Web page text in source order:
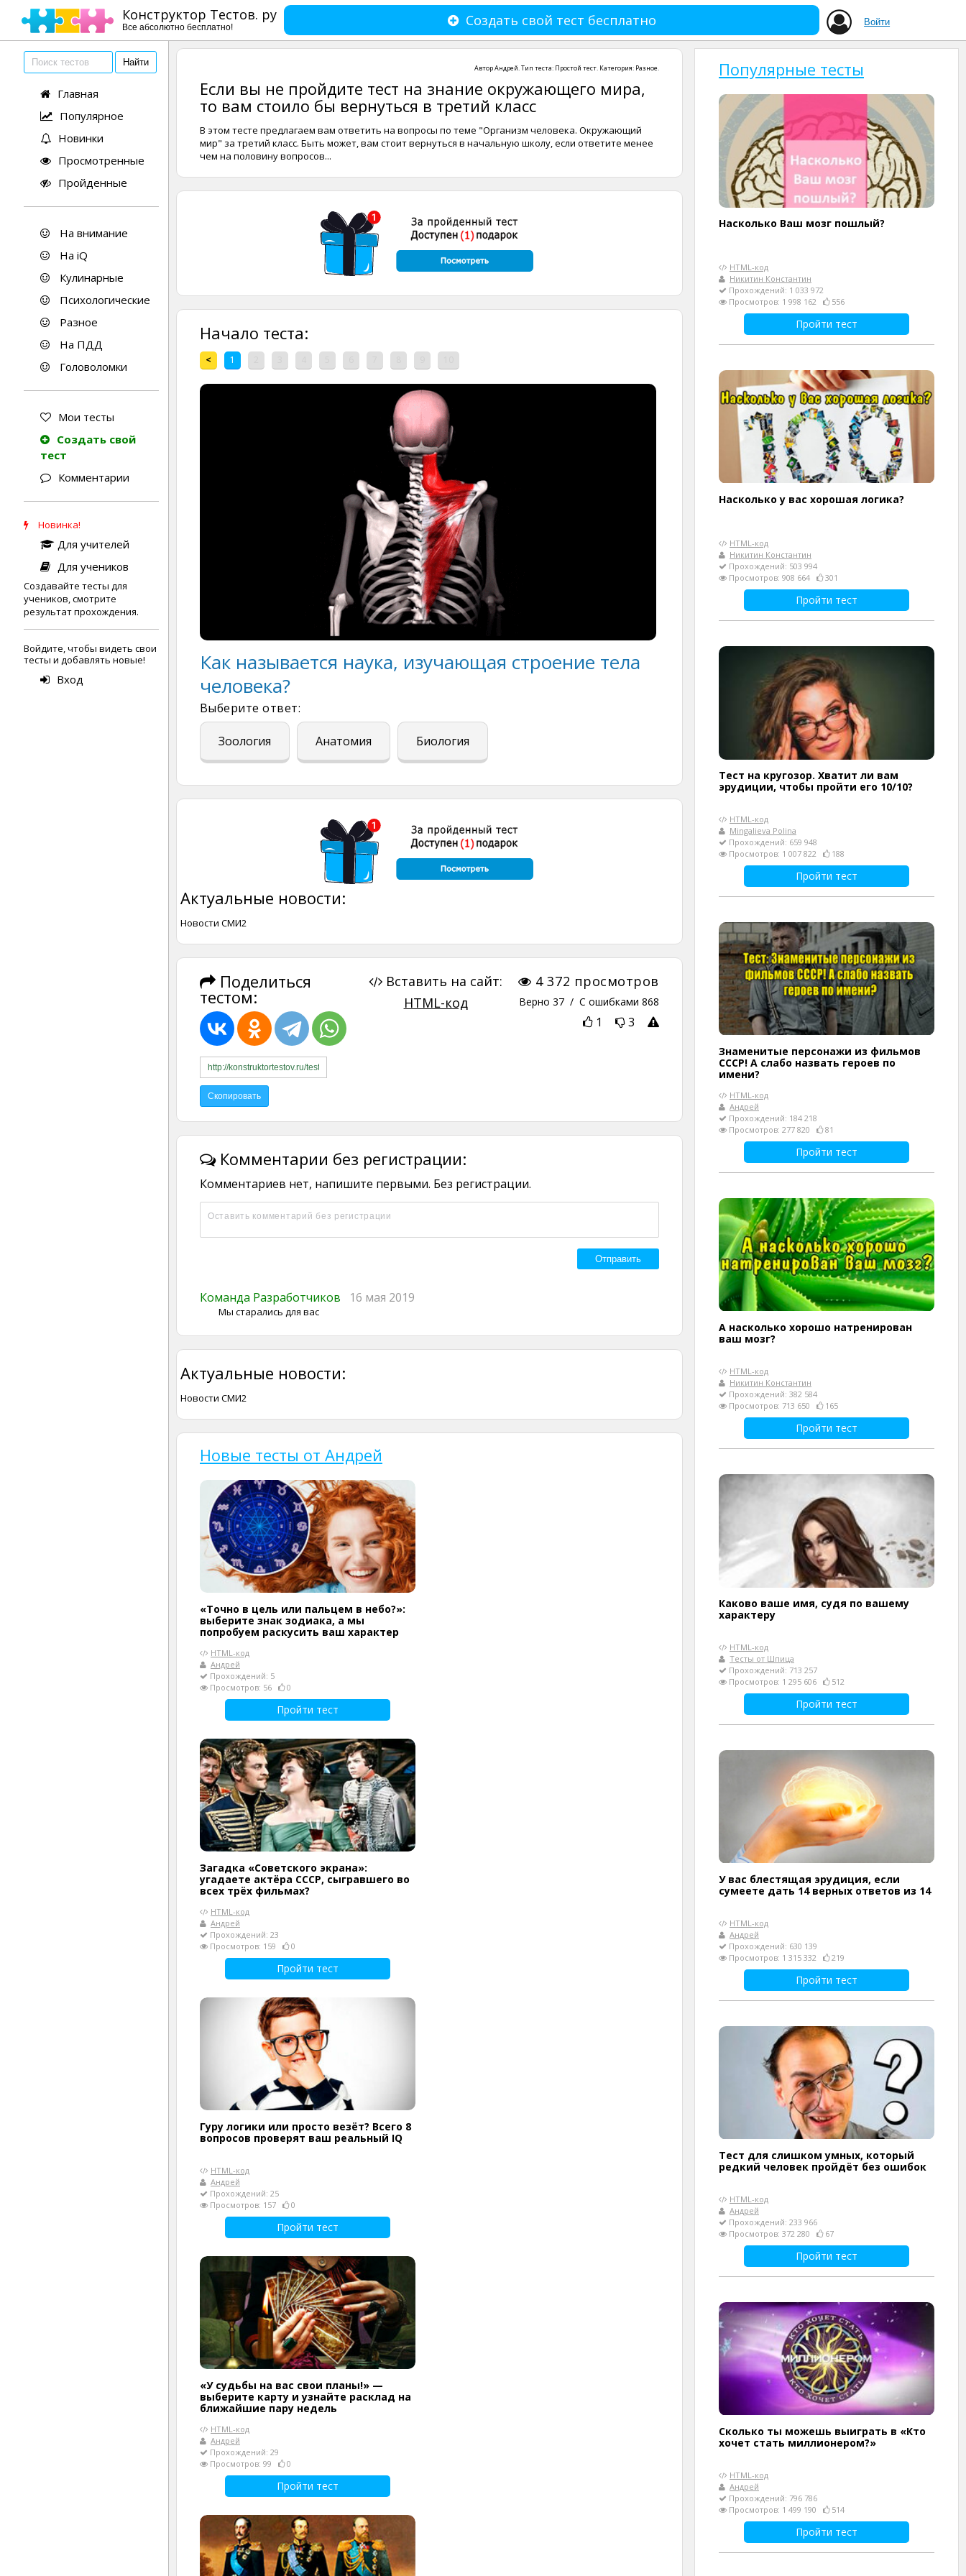
Конструктор Тестов. ру
Все абсолютно бесплатно! Войти
Создать свой тест бесплатно
Главная
Популярное
Новинки
Просмотренные
Пройденные
На внимание
На iQ
Кулинарные
Психологические
Разное
На ПДД
Головоломки
Мои тесты
Создать свой
тест
Комментарии
Новинка!
Для учителей
Для учеников
Создавайте тесты для
учеников, смотрите
результат прохождения.
Войдите, чтобы видеть свои
тесты и добавлять новые!
Вход
АвторАндрей. Тип теста: Простой тест. Категория: Разное.
Если вы не пройдите тест на знание окружающего мира,
то вам стоило бы вернуться в третий класс
В этом тесте предлагаем вам ответить на вопросы по теме "Организм человека. Окружающий
мир" за третий класс. Быть может, вам стоит вернуться в начальную школу, если ответите менее
чем на половину вопросов...
Начало теста:
< 1
Как называется наука, изучающая строение тела
человека?
Выберите ответ:
Зоология Анатомия Биология
Актуальные новости:
Новости СМИ2
Поделиться
тестом:
4 372 просмотров
Верно 37 / С ошибками 868
1 3
Вставить на сайт:
HTML-код
Комментарии без регистрации:
Комментариев нет, напишите первыми. Без регистрации.
Команда Разработчиков 16 мая 2019
Мы старались для вас
Актуальные новости:
Новости СМИ2
Новые тесты от Андрей
«Точно в цель или пальцем в небо?»:
выберите знак зодиака, а мы
попробуем раскусить ваш характер
HTML-код
Андрей
Прохождений: 5
Просмотров: 56
0
Пройти тест
Загадка «Советского экрана»:
угадаете актёра СССР, сыгравшего во
всех трёх фильмах?
HTML-код
Андрей
Прохождений: 23
Просмотров: 159
0
Пройти тест
Гуру логики или просто везёт? Всего 8
вопросов проверят ваш реальный IQ
HTML-код
Андрей
Прохождений: 25
Просмотров: 157
0
Пройти тест
«У судьбы на вас свои планы!» —
выберите карту и узнайте расклад на
ближайшие пару недель
HTML-код
Андрей
Прохождений: 29
Просмотров: 99
0
Пройти тест
Популярные тесты
Насколько Ваш мозг пошлый?
HTML-код
Никитин Константин
Прохождений: 1 033 972
Просмотров: 1 998 162
556
Пройти тест
Насколько у вас хорошая логика?
HTML-код
Никитин Константин
Прохождений: 503 994
Просмотров: 908 664
301
Пройти тест
Тест на кругозор. Хватит ли вам
эрудиции, чтобы пройти его 10/10?
HTML-код
Mingalieva Polina
Прохождений: 659 948
Просмотров: 1 007 822
188
Пройти тест
Знаменитые персонажи из фильмов
СССР! А слабо назвать героев по
имени?
HTML-код
Андрей
Прохождений: 184 218
Просмотров: 277 820
81
Пройти тест
А насколько хорошо натренирован
ваш мозг?
HTML-код
Никитин Константин
Прохождений: 382 584
Просмотров: 713 650
165
Пройти тест
Каково ваше имя, судя по вашему
характеру
HTML-код
Тесты от Шпица
Прохождений: 713 257
Просмотров: 1 295 606
512
Пройти тест
У вас блестящая эрудиция, если
сумеете дать 14 верных ответов из 14
HTML-код
Андрей
Прохождений: 630 139
Просмотров: 1 315 332
219
Пройти тест
Тест для слишком умных, который
редкий человек пройдёт без ошибок
HTML-код
Андрей
Прохождений: 233 966
Просмотров: 372 280
67
Пройти тест
Сколько ты можешь выиграть в «Кто
хочет стать миллионером?»
HTML-код
Андрей
Прохождений: 796 786
Просмотров: 1 499 190
514
Пройти тест